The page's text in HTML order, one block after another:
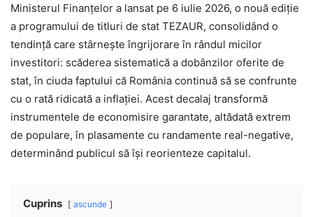
Ministerul Finanțelor a lansat pe 6 iulie 2026, o nouă ediție
a programului de titluri de stat TEZAUR, consolidând o
tendință care stârnește îngrijorare în rândul micilor
investitori: scăderea sistematică a dobânzilor oferite de
stat, în ciuda faptului că România continuă să se confrunte
cu o rată ridicată a inflației. Acest decalaj transformă
instrumentele de economisire garantate, altădată extrem
de populare, în plasamente cu randamente real-negative,
determinând publicul să își reorienteze capitalul.
Cuprins ascunde